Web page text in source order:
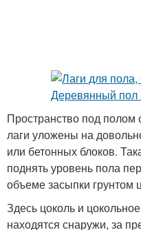
Пространство под полом
лаги уложены на
или бетонных блоков.
поднять уровень пола
объеме засыпки грунтом
Здесь цоколь и
находятся снаружи, за